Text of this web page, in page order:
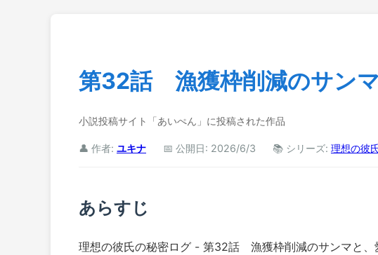
第32話 漁獲枠削減のサン
小説投稿サイト「あいぺん」に投稿された作品
👤 作者: ユキナ 📅 公開日: 2026/6/3 📚 シリーズ: 理想の彼
あらすじ
理想の彼氏の秘密ログ - 第32話 漁獲枠削減のサンマと、